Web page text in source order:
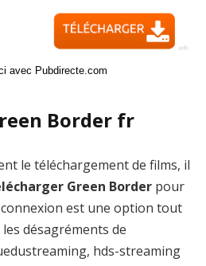
avec Pubdirecte.com
Border fr
le téléchargement de films, il
Green Border pour
est une option tout
désagréments de
hds-streaming